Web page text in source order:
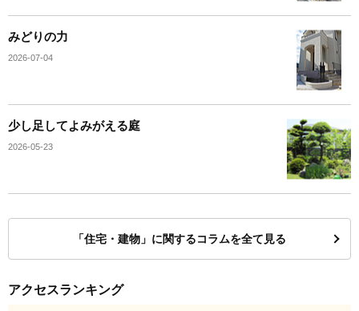
みどりの力
2026-07-04
少し足してよみがえる庭
2026-05-23
「住宅・建物」に関するコラムを全て見る
アクセスランキング